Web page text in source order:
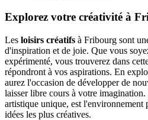
Explorez votre créativité à
Les loisirs créatifs à Fribourg sont
d'inspiration et de joie. Que vous
expérimenté, vous trouverez dans
répondront à vos aspirations. En
aurez l'occasion de développer de
laisser libre cours à votre
artistique unique, est l'environnement
idées les plus créatives.